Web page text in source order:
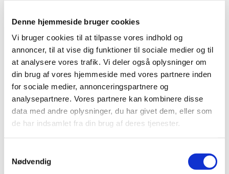
Denne hjemmeside bruger cookies
Vi bruger cookies til at tilpasse vores indhold og
annoncer, til at vise dig funktioner til sociale medier og til
at analysere vores trafik. Vi deler også oplysninger om
din brug af vores hjemmeside med vores partnere inden
for sociale medier, annonceringspartnere og
analysepartnere. Vores partnere kan kombinere disse
data med andre oplysninger, du har givet dem, eller som
de har indsamlet fra din brug af deres tjenester.
Nødvendig
Automatgear
Automatisk
Bakkamera
Bluetooth
DAB+ radio
Digital
instrumentering
El indst. forsæder
El indst. førersæde m.
memory
varme